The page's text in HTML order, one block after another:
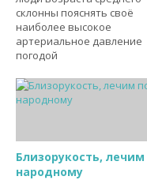
склонны пояснять своё
наиболее высокое
артериальное давление
погодой
Близорукость, лечим
народному